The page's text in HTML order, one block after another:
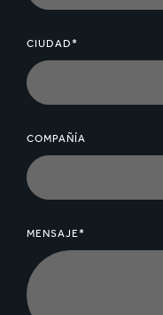
CIUDAD*
COMPAÑÍA
MENSAJE*